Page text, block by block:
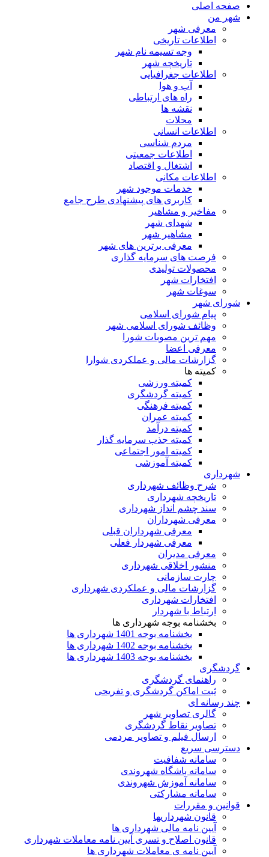
صفحه اصلی
شهر من
معرفی شهر
اطلاعات تاریخی
وجه تسیمه نام شهر
تاریخچه شهر
اطلاعات جغرافیایی
آب و هوا
راه های ارتباطی
نقشه ها
محلات
اطلاعات انسانی
مردم شناسی
اطلاعات جمعیتی
اشتغال و اقتصاد
اطلاعات مکانی
خدمات موجود شهر
کاربری های پیشنهادی طرح جامع
مفاخیر و مشاهیر
شهدای شهر
مشاهیر شهر
معرفی برترین های شهر
فرصت های سرمایه گذاری
محصولات تولیدی
افتخارات شهر
سوغات شهر
شورای شهر
پیام شورای اسلامی
وظائف شورای اسلامی شهر
مهم ترین مصوبات شورا
معرفی اعضا
گزارشات مالی و عملکردی شوارا
کمیته ها
کمیته ورزشی
کمیته گردشگری
کمیته فرهنگی
کمیته عمران
کمیته درآمد
کمیته جذب سرمایه گذار
کمیته امور اجتماعی
کمیته آموزشی
شهرداری
شرح وظائف شهرداری
تاریخچه شهرداری
سند چشم انداز شهرداری
معرفی شهرداران
معرفی شهرداران قبلی
معرفی شهردار فعلی
معرفی مدیران
منشور اخلاقی شهرداری
چارت سازمانی
گزارشات مالی و عملکردی شهرداری
افتخارات شهرداری
ارتباط با شهردار
بخشنامه بوجه شهرداری ها
بخشنامه بوجه 1401 شهرداری ها
بخشنامه بوجه 1402 شهرداری ها
بخشنامه بوجه 1403 شهرداری ها
گردشگری
راهنمای گردشگری
ثبت اماکن گردشگری و تفریحی
چند رسانه ای
گالری تصاویر شهر
تصاویر نقاط گردشگری
ارسال فیلم و تصاویر مردمی
دسترسی سریع
سامانه شفافیت
سامانه باشگاه شهروندی
سامانه آموزش شهروندی
سامانه مشارکتی
قوانین و مقررات
قانون شهرداریها
آیین نامه مالی شهرداری ها
قانون اصلاح و تسری آیین نامه معاملات شهرداری
آیین نامه ی معاملات شهرداری ها